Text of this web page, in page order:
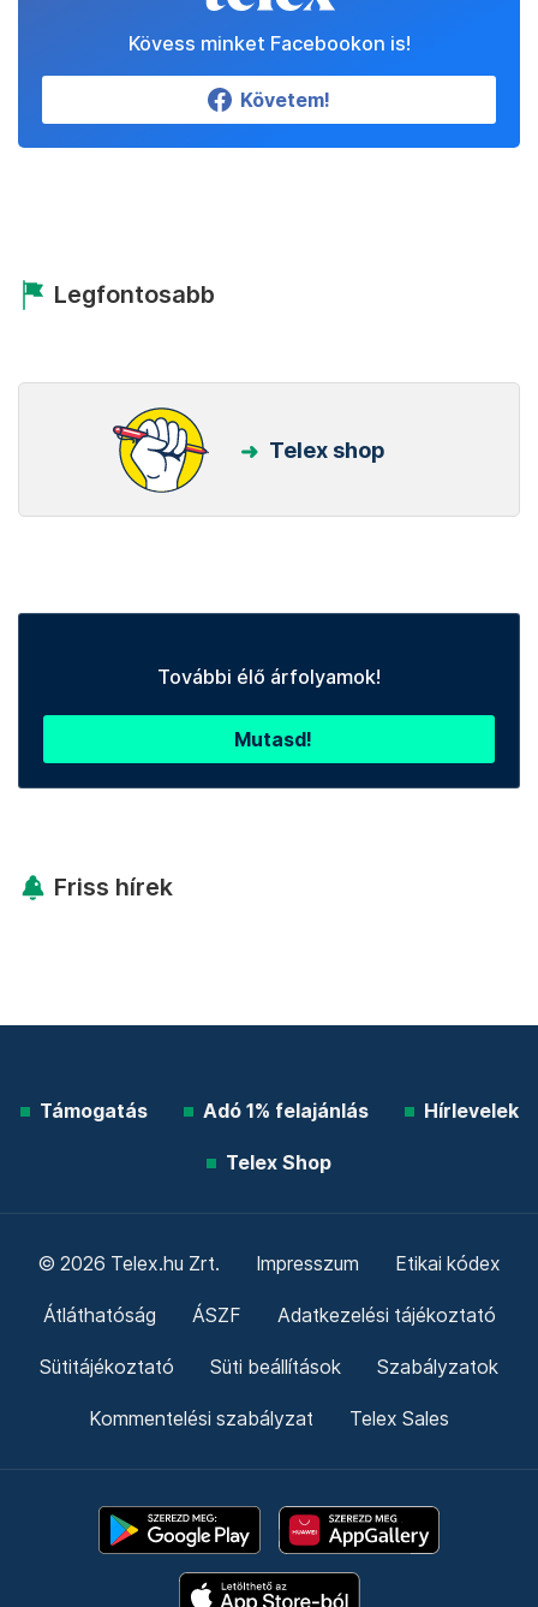
Kövess minket Facebookon is!
Követem!
Legfontosabb
Telex shop
További élő árfolyamok!
Mutasd!
Friss hírek
Támogatás Adó 1% felajánlás Hírlevelek
Telex Shop
© 2026 Telex.hu Zrt. Impresszum Etikai kódex
Átláthatóság ÁSZF Adatkezelési tájékoztató
Sütitájékoztató Süti beállítások Szabályzatok
Kommentelési szabályzat Telex Sales